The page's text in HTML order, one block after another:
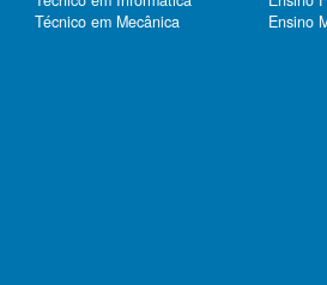
Técnico em Mecânica
Ensino